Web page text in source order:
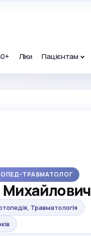
Ліки Пацієнтам
ТРАВМАТОЛОГ
Травматологія